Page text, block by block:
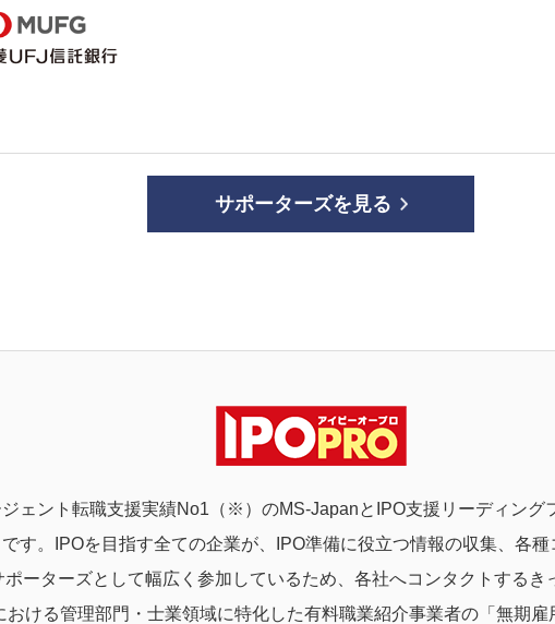
サポーターズを見る
ェント転職支援実績No1（※）のMS-JapanとIPO支援リーディン
す。IPOを目指す全ての企業が、IPO準備に役立つ情報の収集、各
ーターズとして幅広く参加しているため、各社へコンタクトする
ける管理部門・士業領域に特化した有料職業紹介事業者の「無期